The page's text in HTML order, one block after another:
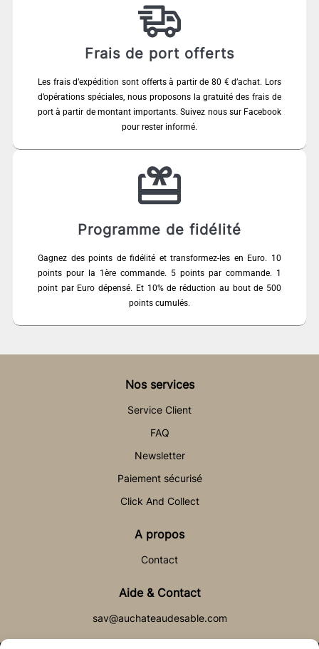
Frais de port offerts
Les frais d’expédition sont offerts à partir de 80 € d’achat. Lors
d’opérations spéciales, nous proposons la gratuité des frais de
port à partir de montant importants. Suivez nous sur Facebook
pour rester informé.
Programme de fidélité
Gagnez des points de fidélité et transformez-les en Euro. 10
points pour la 1ère commande. 5 points par commande. 1
point par Euro dépensé. Et 10% de réduction au bout de 500
points cumulés.
Nos services
Service Client
FAQ
Newsletter
Paiement sécurisé
Click And Collect
A propos
Contact
Aide & Contact
sav@auchateaudesable.com